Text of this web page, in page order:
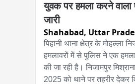
युवक पर हमला करने वाला
जारी
Shahabad, Uttar
पिहानी थाना क्षेत्र के मोहल्ला
हमलावरों में से पुलिस ने एक
की जा रही है। निजामपुर
2025 को थाने पर तहरीर देकर